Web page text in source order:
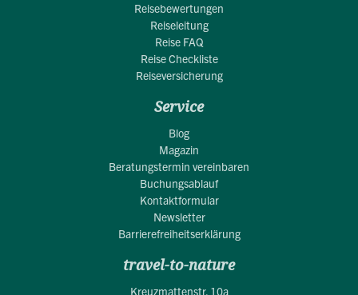
Reisebewertungen
Reiseleitung
Reise FAQ
Reise Checkliste
Reiseversicherung
Service
Blog
Magazin
Beratungstermin vereinbaren
Buchungsablauf
Kontaktformular
Newsletter
Barrierefreiheitserklärung
travel-to-nature
Kreuzmattenstr. 10a